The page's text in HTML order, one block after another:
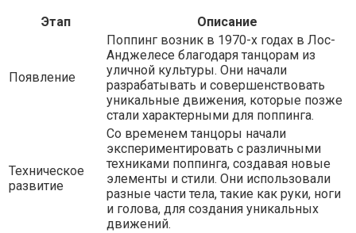
Этап
Описание
Появление
Поппинг возник в 1970-х годах в Лос-
Анджелесе благодаря танцорам из
уличной культуры. Они начали
разрабатывать и совершенствовать
уникальные движения, которые позже
стали характерными для поппинга.
Техническое
развитие
Со временем танцоры начали
экспериментировать с различными
техниками поппинга, создавая новые
элементы и стили. Они использовали
разные части тела, такие как руки, ноги
и голова, для создания уникальных
движений.